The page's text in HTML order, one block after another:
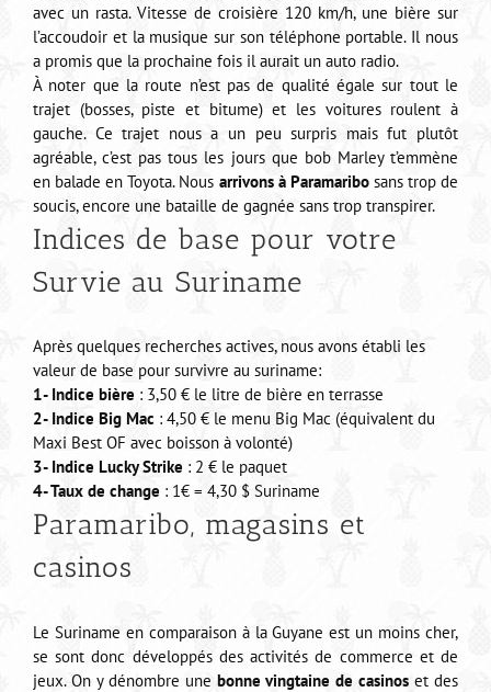
avec un rasta. Vitesse de croisière 120 km/h, une bière sur
l’accoudoir et la musique sur son téléphone portable. Il nous
a promis que la prochaine fois il aurait un auto radio.
À noter que la route n’est pas de qualité égale sur tout le
trajet (bosses, piste et bitume) et les voitures roulent à
gauche. Ce trajet nous a un peu surpris mais fut plutôt
agréable, c’est pas tous les jours que bob Marley t’emmène
en balade en Toyota. Nous arrivons à Paramaribo sans trop de
soucis, encore une bataille de gagnée sans trop transpirer.
Indices de base pour votre
Survie au Suriname
Après quelques recherches actives, nous avons établi les
valeur de base pour survivre au suriname:
1- Indice bière : 3,50 € le litre de bière en terrasse
2- Indice Big Mac : 4,50 € le menu Big Mac (équivalent du
Maxi Best OF avec boisson à volonté)
3- Indice Lucky Strike : 2 € le paquet
4- Taux de change : 1€ = 4,30 $ Suriname
Paramaribo, magasins et
casinos
Le Suriname en comparaison à la Guyane est un moins cher,
se sont donc développés des activités de commerce et de
jeux. On y dénombre une bonne vingtaine de casinos et des